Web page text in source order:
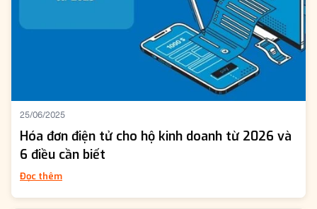
25/06/2025
Hóa đơn điện tử cho hộ kinh doanh từ 2026 và
6 điều cần biết
Đọc thêm